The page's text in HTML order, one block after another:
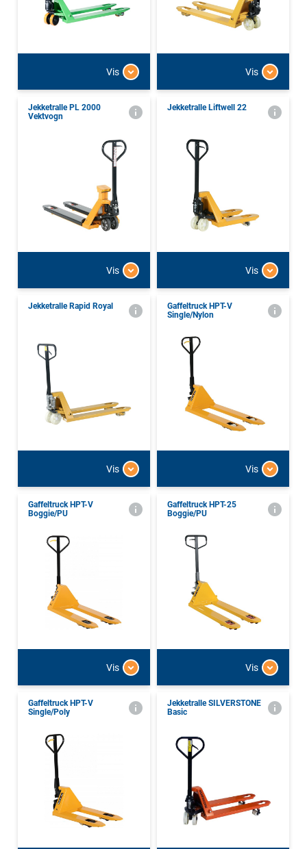
Vis Vis
Jekketralle PL 2000
Vektvogn
Vis
Jekketralle Liftwell 22
Vis
Jekketralle Rapid Royal
Vis
Gaffeltruck HPT-V
Single/Nylon
Vis
Gaffeltruck HPT-V
Boggie/PU
Vis
Gaffeltruck HPT-25
Boggie/PU
Vis
Gaffeltruck HPT-V
Single/Poly
Jekketralle SILVERSTONE
Basic